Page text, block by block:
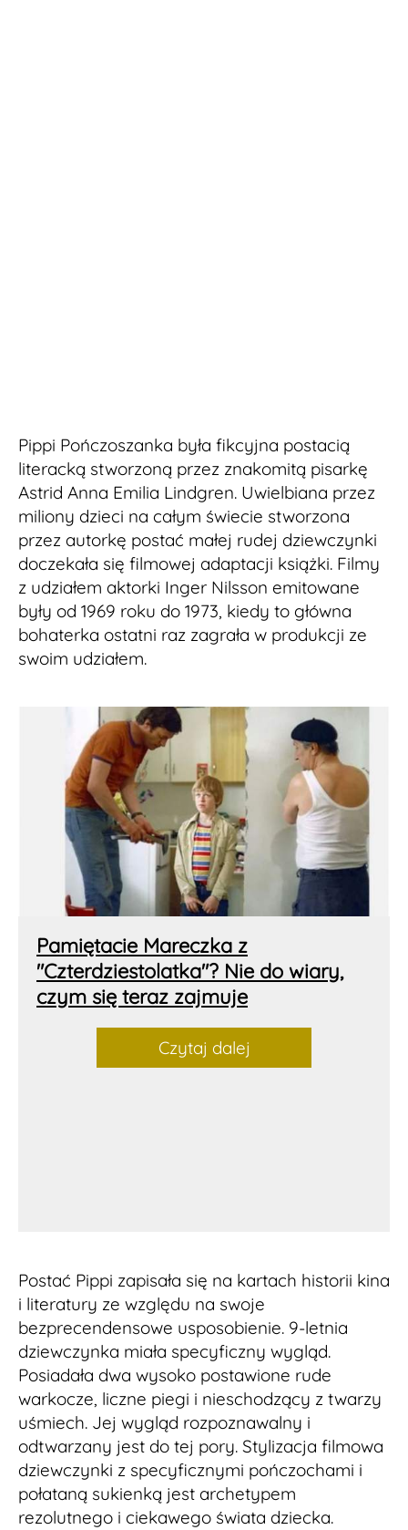
Pippi Pończoszanka była fikcyjna postacią
literacką stworzoną przez znakomitą pisarkę
Astrid Anna Emilia Lindgren. Uwielbiana przez
miliony dzieci na całym świecie stworzona
przez autorkę postać małej rudej dziewczynki
doczekała się filmowej adaptacji książki. Filmy
z udziałem aktorki Inger Nilsson emitowane
były od 1969 roku do 1973, kiedy to główna
bohaterka ostatni raz zagrała w produkcji ze
swoim udziałem.
Pamiętacie Mareczka z
"Czterdziestolatka"? Nie do wiary,
czym się teraz zajmuje
Czytaj dalej
Postać Pippi zapisała się na kartach historii kina
i literatury ze względu na swoje
bezprecendensowe usposobienie. 9-letnia
dziewczynka miała specyficzny wygląd.
Posiadała dwa wysoko postawione rude
warkocze, liczne piegi i nieschodzący z twarzy
uśmiech. Jej wygląd rozpoznawalny i
odtwarzany jest do tej pory. Stylizacja filmowa
dziewczynki z specyficznymi pończochami i
połataną sukienką jest archetypem
rezolutnego i ciekawego świata dziecka.